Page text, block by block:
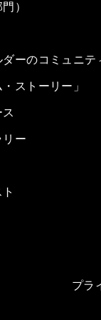
）
ーのコミュニテ
ストーリー」
リー
プラ